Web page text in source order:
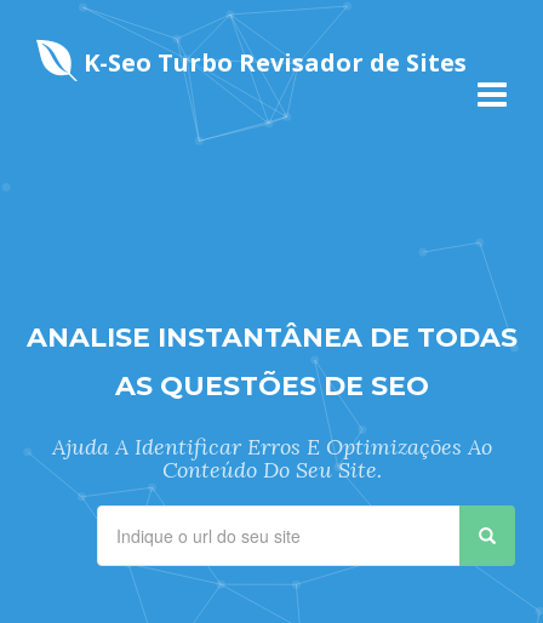
K-Seo Turbo Revisador de Sites
ANALISE INSTANTÂNEA DE TODAS
AS QUESTÕES DE SEO
Ajuda A Identificar Erros E Optimizações Ao
Conteúdo Do Seu Site.